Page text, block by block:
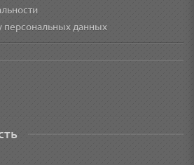
персональных данных